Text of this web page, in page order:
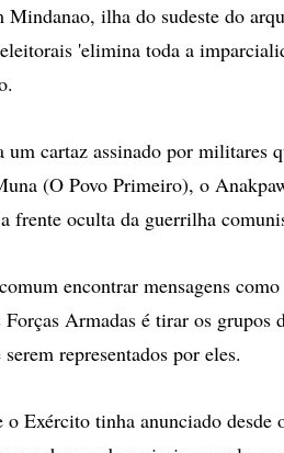
ilha do sudeste do
'elimina toda a
cartaz assinado por militares
(O Povo Primeiro), o
frente oculta da guerrilha
encontrar mensagens
Armadas é tirar os grupos
representados por eles.
Exército tinha anunciado desde